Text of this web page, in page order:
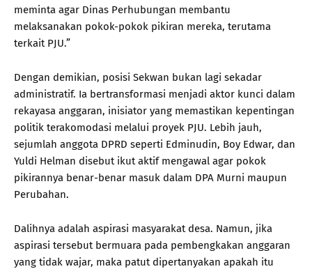
meminta agar Dinas Perhubungan membantu
melaksanakan pokok-pokok pikiran mereka, terutama
terkait PJU.”
Dengan demikian, posisi Sekwan bukan lagi sekadar
administratif. Ia bertransformasi menjadi aktor kunci dalam
rekayasa anggaran, inisiator yang memastikan kepentingan
politik terakomodasi melalui proyek PJU. Lebih jauh,
sejumlah anggota DPRD seperti Edminudin, Boy Edwar, dan
Yuldi Helman disebut ikut aktif mengawal agar pokok
pikirannya benar-benar masuk dalam DPA Murni maupun
Perubahan.
Dalihnya adalah aspirasi masyarakat desa. Namun, jika
aspirasi tersebut bermuara pada pembengkakan anggaran
yang tidak wajar, maka patut dipertanyakan apakah itu